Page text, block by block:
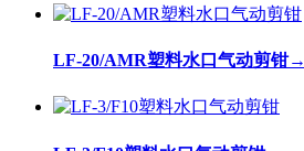
LF-20/AMR塑料水口气动剪钳→